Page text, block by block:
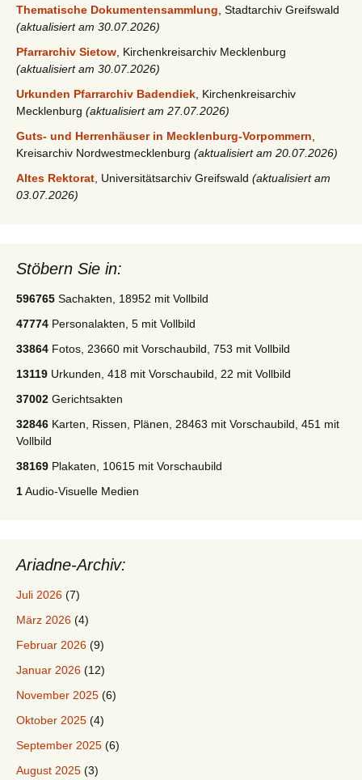
Thematische Dokumentensammlung , Stadtarchiv Greifswald
(aktualisiert am 30.07.2026)
Pfarrarchiv Sietow , Kirchenkreisarchiv Mecklenburg
(aktualisiert am 30.07.2026)
Urkunden Pfarrarchiv Badendiek , Kirchenkreisarchiv
Mecklenburg (aktualisiert am 27.07.2026)
Guts- und Herrenhäuser in Mecklenburg-Vorpommern
Kreisarchiv Nordwestmecklenburg (aktualisiert am 20.07.2026)
Altes Rektorat , Universitätsarchiv Greifswald (aktualisiert am
03.07.2026)
Stöbern Sie in:
596765 Sachakten, 18952 mit Vollbild
47774 Personalakten, 5 mit Vollbild
33864 Fotos, 23660 mit Vorschaubild, 753 mit Vollbild
13119 Urkunden, 418 mit Vorschaubild, 22 mit Vollbild
37002 Gerichtsakten
32846 Karten, Rissen, Plänen, 28463 mit Vorschaubild, 451 mit
Vollbild
38169 Plakaten, 10615 mit Vorschaubild
1Audio-Visuelle Medien
Ariadne-Archiv:
Juli 2026 (7)
März 2026 (4)
Februar 2026 (9)
Januar 2026 (12)
November 2025 (6)
Oktober 2025 (4)
September 2025 (6)
August 2025 (3)